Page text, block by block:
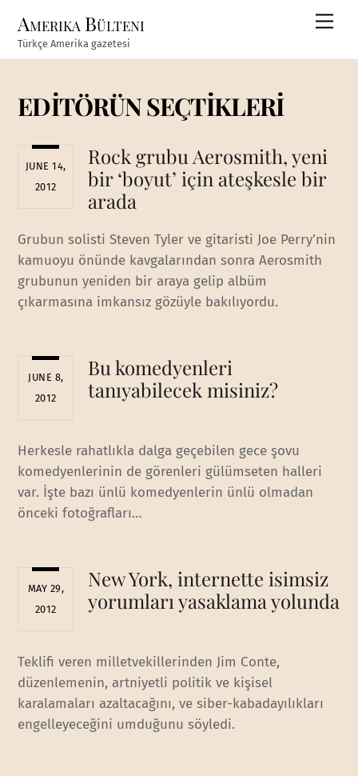
content
Amerika Bülteni
Türkçe Amerika gazetesi
EDİTÖRÜN SEÇTİKLERİ
JUNE 14,
2012
Rock grubu Aerosmith, yeni
bir ‘boyut’ için ateşkesle bir
arada
Grubun solisti Steven Tyler ve gitaristi Joe Perry’nin
kamuoyu önünde kavgalarından sonra Aerosmith
grubunun yeniden bir araya gelip albüm
çıkarmasına imkansız gözüyle bakılıyordu.
JUNE 8,
2012
Bu komedyenleri
tanıyabilecek misiniz?
Herkesle rahatlıkla dalga geçebilen gece şovu
komedyenlerinin de görenleri gülümseten halleri
var. İşte bazı ünlü komedyenlerin ünlü olmadan
önceki fotoğrafları…
MAY 29,
2012
New York, internette isimsiz
yorumları yasaklama yolunda
Teklifi veren milletvekillerinden Jim Conte,
düzenlemenin, artniyetli politik ve kişisel
karalamaları azaltacağını, ve siber-kabadayılıkları
engelleyeceğini umduğunu söyledi.